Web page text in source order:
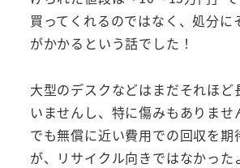
買ってくれるのではなく、処分に
がかかるという話でした！
大型のデスクなどはまだそれほど
いませんし、特に傷みもありませ
でも無償に近い費用での回収を期
が、リサイクル向きではなかった